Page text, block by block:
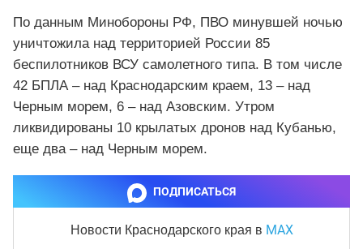
По данным Минобороны РФ, ПВО минувшей ночью
уничтожила над территорией России 85
беспилотников ВСУ самолетного типа. В том числе
42 БПЛА – над Краснодарским краем, 13 – над
Черным морем, 6 – над Азовским. Утром
ликвидированы 10 крылатых дронов над Кубанью,
еще два – над Черным морем.
ПОДПИСАТЬСЯ
Новости Краснодарского края в MAX